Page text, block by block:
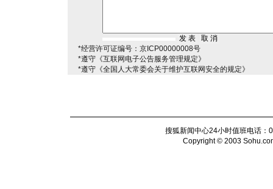
*经营许可证编号：京ICP00000008号
*遵守《互联网电子公告服务管理规定》
*遵守《全国人大常委会关于维护互联网安全的规定》
搜狐新闻中心24小时值班电话
Copyright © 2003